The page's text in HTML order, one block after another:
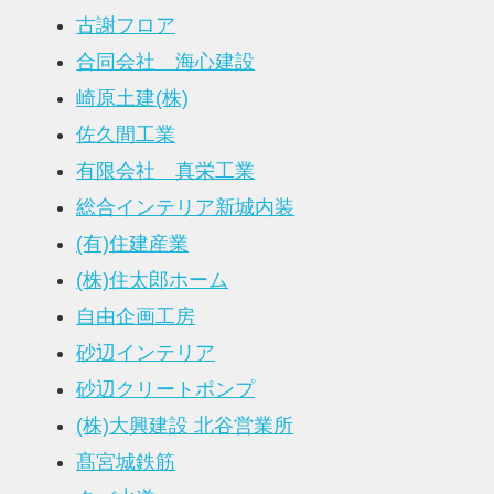
古謝フロア
合同会社 海心建設
崎原土建(株)
佐久間工業
有限会社 真栄工業
総合インテリア新城内装
(有)住建産業
(株)住太郎ホーム
自由企画工房
砂辺インテリア
砂辺クリートポンプ
(株)大興建設 北谷営業所
髙宮城鉄筋